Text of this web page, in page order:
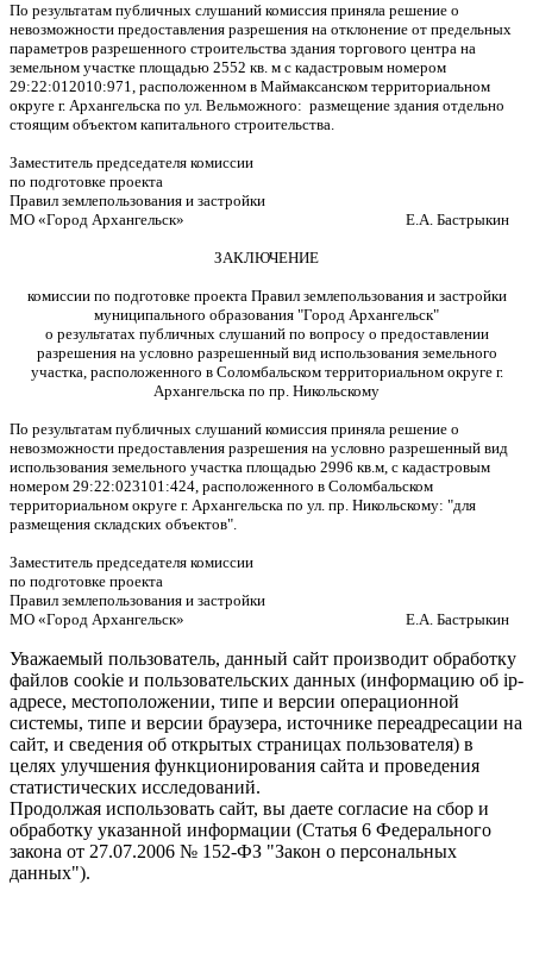
По результатам публичных слушаний комиссия приняла решение о
невозможности предоставления разрешения на отклонение от предельных
параметров разрешенного строительства здания торгового центра на
земельном участке площадью 2552 кв. м с кадастровым номером
29:22:012010:971, расположенном в Маймаксанском территориальном
округе г. Архангельска по ул. Вельможного: размещение здания отдельно
стоящим объектом капитального строительства.
Заместитель председателя комиссии
по подготовке проекта
Правил землепользования и застройки
МО «Город Архангельск» Е.А. Бастрыкин
ЗАКЛЮЧЕНИЕ
комиссии по подготовке проекта Правил землепользования и застройки
муниципального образования "Город Архангельск"
о результатах публичных слушаний по вопросу о предоставлении
разрешения на условно разрешенный вид использования земельного
участка, расположенного в Соломбальском территориальном округе г.
Архангельска по пр. Никольскому
По результатам публичных слушаний комиссия приняла решение о
невозможности предоставления разрешения на условно разрешенный вид
использования земельного участка площадью 2996 кв.м, с кадастровым
номером 29:22:023101:424, расположенного в Соломбальском
территориальном округе г. Архангельска по ул. пр. Никольскому: "для
размещения складских объектов".
Заместитель председателя комиссии
по подготовке проекта
Правил землепользования и застройки
МО «Город Архангельск» Е.А. Бастрыкин
Уважаемый пользователь, данный сайт производит обработку
файлов cookie и пользовательских данных (информацию об ip-
адресе, местоположении, типе и версии операционной
системы, типе и версии браузера, источнике переадресации на
сайт, и сведения об открытых страницах пользователя) в
целях улучшения функционирования сайта и проведения
статистических исследований.
Продолжая использовать сайт, вы даете согласие на сбор и
обработку указанной информации (Статья 6 Федерального
закона от 27.07.2006 № 152-ФЗ "Закон о персональных
данных").